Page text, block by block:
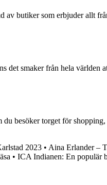
butiker som erbjuder allt
det smaker från hela
besöker torget för
2023 • Aina Erlander –
• ICA Indianen: En populär